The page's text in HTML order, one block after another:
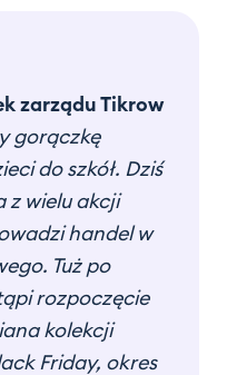
zarządu Tikrow
gorączkę
do szkół. Dziś
z wielu akcji
handel w
Tuż po
rozpoczęcie
kolekcji
Friday, okres